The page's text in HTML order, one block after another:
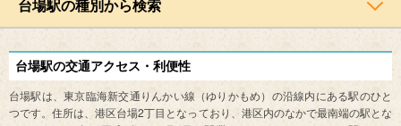
台場駅の種別から検索
台場駅の交通アクセス・利便性
台場駅は、東京臨海新交通りんかい線（ゆりかもめ）の沿線内にある駅のひと
つです。住所は、港区台場2丁目となっており、港区内のなかで最南端の駅とな